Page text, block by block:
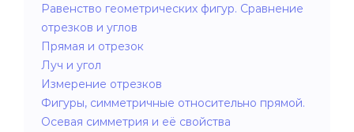
Равенство геометрических фигур. Сравнение
отрезков и углов
Прямая и отрезок
Луч и угол
Измерение отрезков
Фигуры, симметричные относительно прямой.
Осевая симметрия и её свойства